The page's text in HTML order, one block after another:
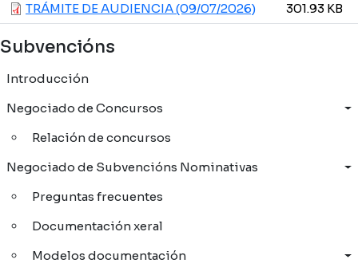
Subvencións
Introducción
Negociado de Concursos
Relación de concursos
Negociado de Subvencións Nominativas
Preguntas frecuentes
Documentación xeral
Modelos documentación
TRÁMITE DE AUDIENCIA (09/07/2026)
301.93 KB